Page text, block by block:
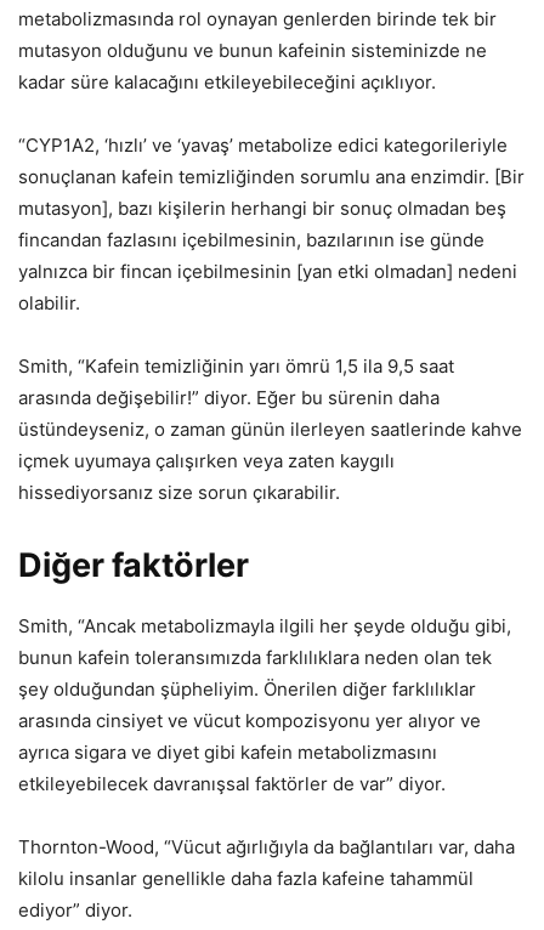
metabolizmasında rol oynayan genlerden birinde tek bir
mutasyon olduğunu ve bunun kafeinin sisteminizde ne
kadar süre kalacağını etkileyebileceğini açıklıyor.
“CYP1A2, ‘hızlı’ ve ‘yavaş’ metabolize edici kategorileriyle
sonuçlanan kafein temizliğinden sorumlu ana enzimdir. [Bir
mutasyon], bazı kişilerin herhangi bir sonuç olmadan beş
fincandan fazlasını içebilmesinin, bazılarının ise günde
yalnızca bir fincan içebilmesinin [yan etki olmadan] nedeni
olabilir.
Smith, “Kafein temizliğinin yarı ömrü 1,5 ila 9,5 saat
arasında değişebilir!” diyor. Eğer bu sürenin daha
üstündeyseniz, o zaman günün ilerleyen saatlerinde kahve
içmek uyumaya çalışırken veya zaten kaygılı
hissediyorsanız size sorun çıkarabilir.
Diğer faktörler
Smith, “Ancak metabolizmayla ilgili her şeyde olduğu gibi,
bunun kafein toleransımızda farklılıklara neden olan tek
şey olduğundan şüpheliyim. Önerilen diğer farklılıklar
arasında cinsiyet ve vücut kompozisyonu yer alıyor ve
ayrıca sigara ve diyet gibi kafein metabolizmasını
etkileyebilecek davranışsal faktörler de var” diyor.
Thornton-Wood, “Vücut ağırlığıyla da bağlantıları var, daha
kilolu insanlar genellikle daha fazla kafeine tahammül
ediyor” diyor.